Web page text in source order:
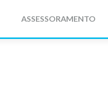
ASSESSORAMENTO